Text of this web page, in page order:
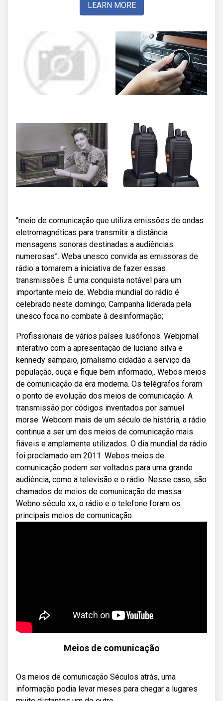
LEARN MORE
“meio de comunicação que utiliza emissões de ondas
eletromagnéticas para transmitir a distância
mensagens sonoras destinadas a audiências
numerosas”. Weba unesco convida as emissoras de
rádio a tomarem a iniciativa de fazer essas
transmissões. É uma conquista notável para um
importante meio de. Webdia mundial do rádio é
celebrado neste domingo; Campanha liderada pela
unesco foca no combate à desinformação;
Profissionais de vários países lusófonos. Webjornal
interativo com a apresentação de luciano silva e
kennedy sampaio, jornalismo cidadão a serviço da
população, ouça e fique bem informado,. Webos meios
de comunicação da era moderna. Os telégrafos foram
o ponto de evolução dos meios de comunicação. A
transmissão por códigos inventados por samuel
morse. Webcom mais de um século de história, a rádio
continua a ser um dos meios de comunicação mais
fiáveis e amplamente utilizados. O dia mundial da rádio
foi proclamado em 2011. Webos meios de
comunicação podem ser voltados para uma grande
audiência, como a televisão e o rádio. Nesse caso, são
chamados de meios de comunicação de massa.
Webno século xx, o rádio e o telefone foram os
principais meios de comunicação.
Meios de comunicação
Os meios de comunicação Séculos atrás, uma
informação podia levar meses para chegar a lugares